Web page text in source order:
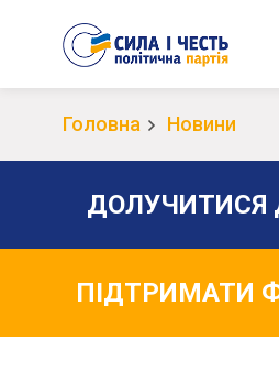
Головна Новини
ДОЛУЧИТИСЯ
ПІДТРИМАТИ